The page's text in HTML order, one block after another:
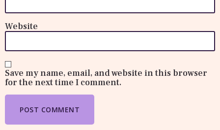
Website
Save my name, email, and website in this browser
for the next time I comment.